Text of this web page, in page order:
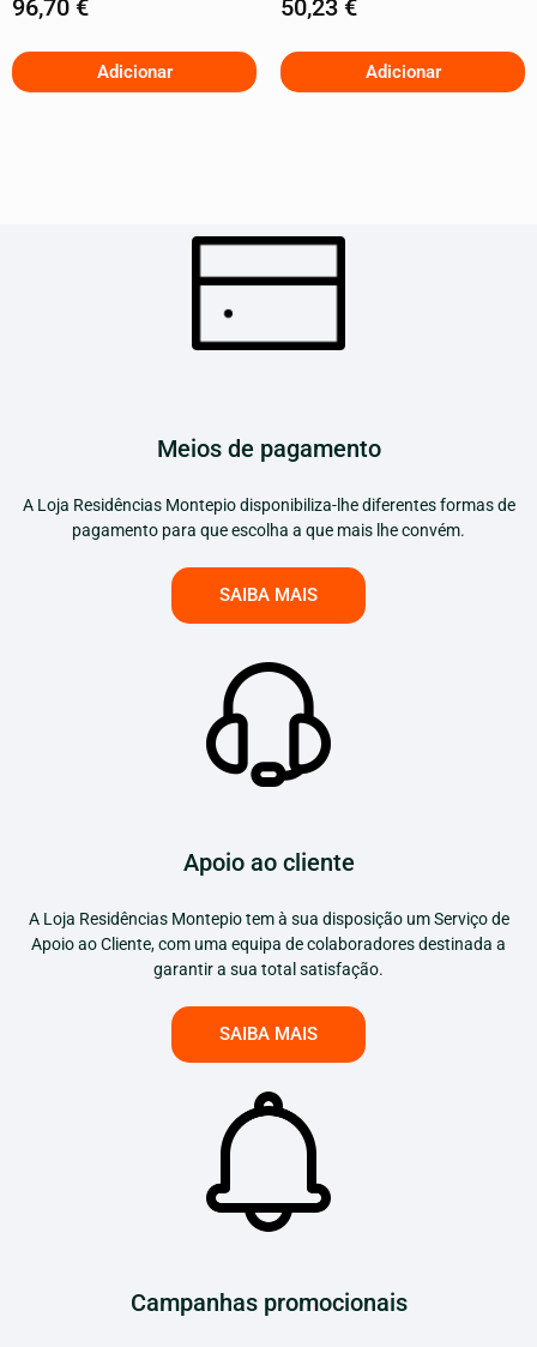
96,70 €
Adicionar
50,23 €
Adicionar
Meios de pagamento
A Loja Residências Montepio disponibiliza-lhe diferentes formas de
pagamento para que escolha a que mais lhe convém.
SAIBA MAIS
Apoio ao cliente
A Loja Residências Montepio tem à sua disposição um Serviço de
Apoio ao Cliente, com uma equipa de colaboradores destinada a
garantir a sua total satisfação.
SAIBA MAIS
Campanhas promocionais